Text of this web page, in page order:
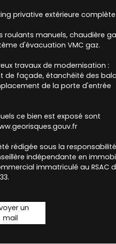
privative extérieure complète
roulants manuels, chaudière
d'évacuation VMC gaz.
travaux de modernisation :
de façade, étanchéité des
de la porte d'entrée
ce bien est exposé sont
rédigée sous la responsabilité
indépendante en
immatriculé au RSAC
un
mail